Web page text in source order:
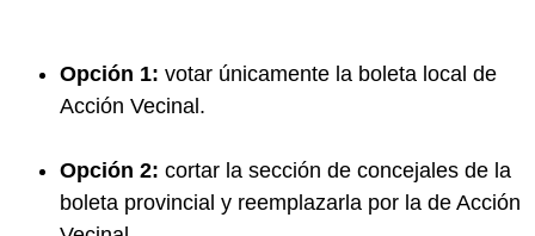
Opción 1: votar únicamente la boleta local de
Acción Vecinal.
Opción 2: cortar la sección de concejales de la
boleta provincial y reemplazarla por la de Acción